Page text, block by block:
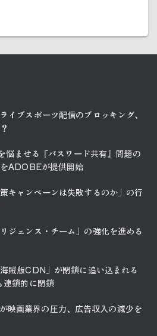
イブスポーツ配信のブロッキング、
ませる『パスワード共有』問題の
ADOBEが提供開始
キャンペーンは失敗するのか」の行
ジェンス・チーム」の強化を進める
賊版CDN」が閉鎖に追い込まれる
鎖的に閉鎖
映画業界の圧力、広告収入の減少を